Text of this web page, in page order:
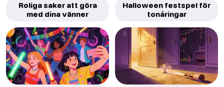
Roliga saker att göra
med dina vänner
Halloween festspel för
tonåringar